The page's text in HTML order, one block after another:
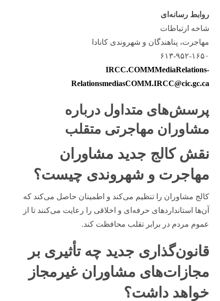
روابط رسانه‌ای
شاخه ارتباطات
مهاجرت، پناهندگان و شهروندی کانادا
۶۱۳-۹۵۲-۱۶۵۰
IRCC.COMMMediaRelations-
RelationsmediasCOMM.IRCC@cic.gc.ca
پرسش‌های متداول درباره
مشاوران مهاجرتی متقلب
نقش کالج جدید مشاوران
مهاجرت و شهروندی چیست؟
کالج مشاوران را تنظیم می‌کند و اطمینان حاصل می‌کند که
آن‌ها استانداردهای حرفه‌ای و اخلاقی را رعایت می‌کنند تا از
عموم مردم در برابر تقلب محافظت کند.
قانون‌گذاری جدید چه تأثیری بر
مجازات‌های مشاوران غیرمجاز
خواهد داشت؟